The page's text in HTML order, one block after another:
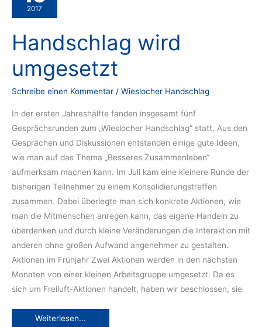
2017
Handschlag wird
umgesetzt
Schreibe einen Kommentar / Wieslocher Handschlag
In der ersten Jahreshälfte fanden insgesamt fünf
Gesprächsrunden zum „Wieslocher Handschlag“ statt. Aus den
Gesprächen und Diskussionen entstanden einige gute Ideen,
wie man auf das Thema „Besseres Zusammenleben“
aufmerksam machen kann. Im Juli kam eine kleinere Runde der
bisherigen Teilnehmer zu einem Konsolidierungstreffen
zusammen. Dabei überlegte man sich konkrete Aktionen, wie
man die Mitmenschen anregen kann, das eigene Handeln zu
überdenken und durch kleine Veränderungen die Interaktion mit
anderen ohne großen Aufwand angenehmer zu gestalten.
Aktionen im Frühjahr Zwei Aktionen werden in den nächsten
Monaten von einer kleinen Arbeitsgruppe umgesetzt. Da es
sich um Freiluft-Aktionen handelt, haben wir beschlossen, sie
Handschlag
Weiterlesen...